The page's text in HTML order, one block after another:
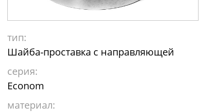
тип:
Шайба-проставка с направляющей
серия:
Econom
материал: